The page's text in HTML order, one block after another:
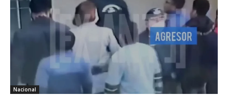
Nacional